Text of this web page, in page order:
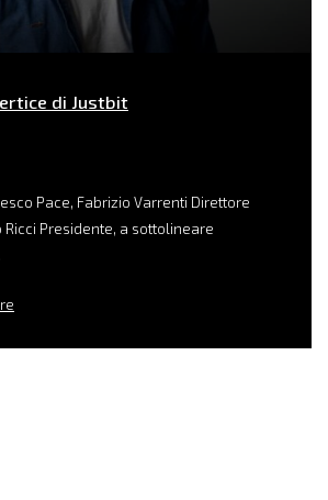
di Justbit
Pace, Fabrizio Varrenti Direttore
Presidente, a sottolineare